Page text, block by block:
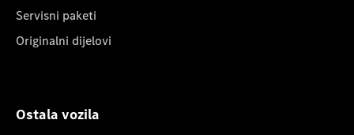
Servisni paketi
Originalni dijelovi
Ostala vozila